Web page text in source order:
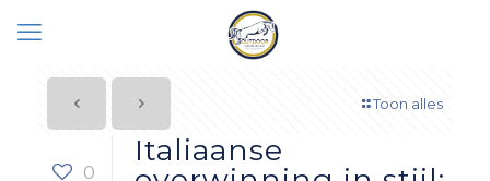
Toon alles
0
Italiaanse